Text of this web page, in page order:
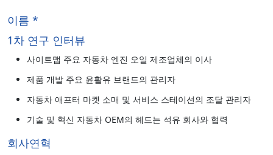
이름 *
1차 연구 인터뷰
사이트맵 주요 자동차 엔진 오일 제조업체의 이사
제품 개발 주요 윤활유 브랜드의 관리자
자동차 애프터 마켓 소매 및 서비스 스테이션의 조달 관리자
기술 및 혁신 자동차 OEM의 헤드는 석유 회사와 협력
회사연혁